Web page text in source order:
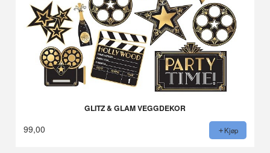
GLITZ & GLAM VEGGDEKOR
99,00 Kjøp